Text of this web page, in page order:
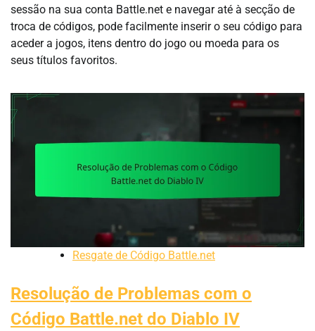
sessão na sua conta Battle.net e navegar até à secção de
troca de códigos, pode facilmente inserir o seu código para
aceder a jogos, itens dentro do jogo ou moeda para os
seus títulos favoritos.
Resgate de Código Battle.net
Resolução de Problemas com o
Código Battle.net do Diablo IV